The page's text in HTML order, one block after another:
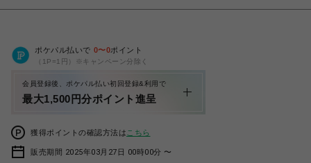
ポケパル払いで 0〜0ポイント
（1P=1円）※キャンペーン分除く
会員登録後、ポケパル払い初回登録&利用で
最大1,500円分ポイント進呈
獲得ポイントの確認方法は こちら
販売期間 2025年03月27日 00時00分 〜